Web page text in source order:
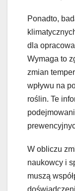
Ponadto,
dla
Wymaga to
zmian
wpływu na
roślin. Te
W obliczu
naukowcy i
muszą